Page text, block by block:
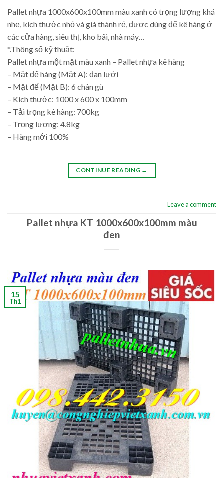
Pallet nhựa 1000x600x100mm màu xanh có trọng lượng khá
nhẹ, kích thước nhỏ và giá thành rẻ, được dùng để kê hàng ở
các cửa hàng, siêu thị, kho bãi, nhà máy…
*.Thông số kỹ thuật:
Pallet nhựa một mặt màu xanh – Pallet nhựa kê hàng
– Mặt để hàng (Mặt A): đan lưới
– Mặt đế (Mặt B): 6 chân gù
– Kích thước: 1000 x 600 x 100mm
– Tải trọng kê hàng: 700kg
– Trọng lượng: 4.8kg
– Hàng mới 100%
CONTINUE READING →
Leave a comment
Pallet nhựa KT 1000x600x100mm màu
đen
15
Th1